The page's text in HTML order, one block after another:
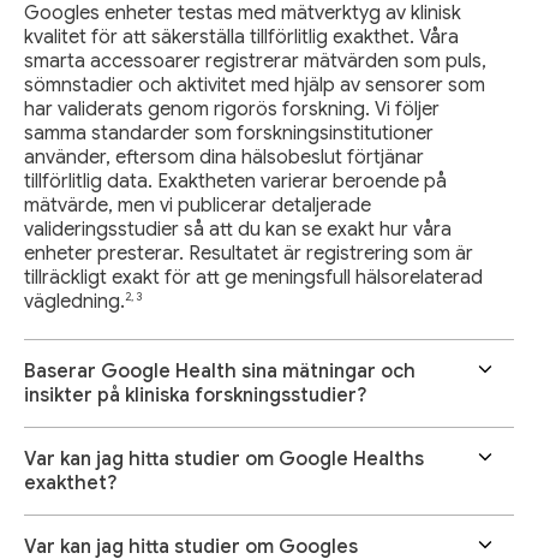
Googles enheter testas med mätverktyg av klinisk
kvalitet för att säkerställa tillförlitlig exakthet. Våra
smarta accessoarer registrerar mätvärden som puls,
sömnstadier och aktivitet med hjälp av sensorer som
har validerats genom rigorös forskning. Vi följer
samma standarder som forskningsinstitutioner
använder, eftersom dina hälsobeslut förtjänar
tillförlitlig data. Exaktheten varierar beroende på
mätvärde, men vi publicerar detaljerade
valideringsstudier så att du kan se exakt hur våra
enheter presterar. Resultatet är registrering som är
tillräckligt exakt för att ge meningsfull hälsorelaterad
vägledning.2, 3
Baserar Google Health sina mätningar och
insikter på kliniska forskningsstudier?
Var kan jag hitta studier om Google Healths
exakthet?
Var kan jag hitta studier om Googles